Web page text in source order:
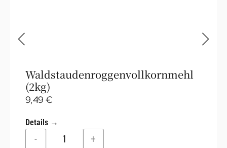
Waldstaudenroggenvollkornmehl
(2kg)
9,49 €
Details →
- +